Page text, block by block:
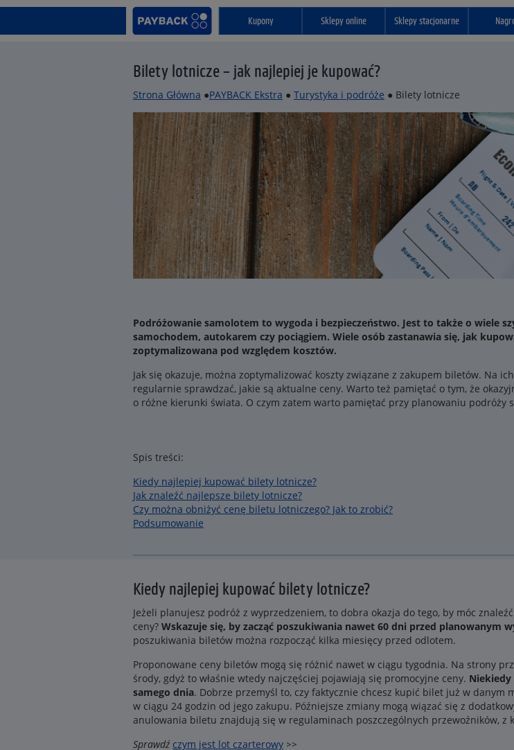
Kupony Sklepy online Sklepy stacjonarne
Bilety lotnicze – jak najlepiej je kupować?
Strona Główna ●PAYBACK Ekstra ● Turystyka i podróże ● Bilety lotnicze
Podróżowanie samolotem to wygoda i bezpieczeństwo. Jest to także o wiele
samochodem, autokarem czy pociągiem. Wiele osób zastanawia się, jak
zoptymalizowana pod względem kosztów.
Jak się okazuje, można zoptymalizować koszty związane z zakupem biletów. Na
regularnie sprawdzać, jakie są aktualne ceny. Warto też pamiętać o tym, że
o różne kierunki świata. O czym zatem warto pamiętać przy planowaniu podróży
Spis treści:
Kiedy najlepiej kupować bilety lotnicze?
Jak znaleźć najlepsze bilety lotnicze?
Czy można obniżyć cenę biletu lotniczego? Jak to zrobić?
Podsumowanie
Kiedy najlepiej kupować bilety lotnicze?
Jeżeli planujesz podróż z wyprzedzeniem, to dobra okazja do tego, by móc
ceny? Wskazuje się, by zacząć poszukiwania nawet 60 dni przed planowanym
poszukiwania biletów można rozpocząć kilka miesięcy przed odlotem.
Proponowane ceny biletów mogą się różnić nawet w ciągu tygodnia. Na strony
środy, gdyż to właśnie wtedy najczęściej pojawiają się promocyjne ceny.
samego dnia. Dobrze przemyśl to, czy faktycznie chcesz kupić bilet już w
w ciągu 24 godzin od jego zakupu. Późniejsze zmiany mogą wiązać się z
anulowania biletu znajdują się w regulaminach poszczególnych przewoźników,
Sprawdź czym jest lot czarterowy >>